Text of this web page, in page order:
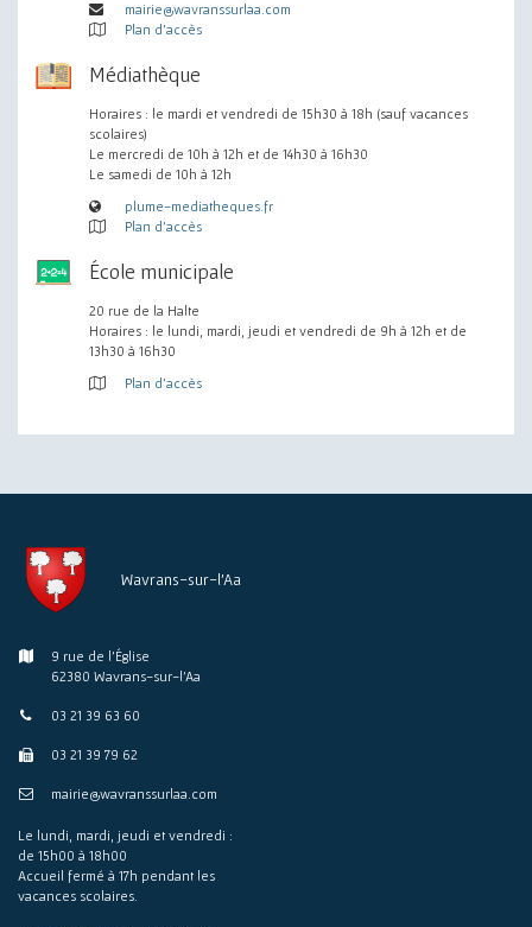
mairie@wavranssurlaa.com
Plan d'accès
Médiathèque
Horaires : le mardi et vendredi de 15h30 à 18h (sauf vacances
scolaires)
Le mercredi de 10h à 12h et de 14h30 à 16h30
Le samedi de 10h à 12h
plume-mediatheques.fr
Plan d'accès
École municipale
20 rue de la Halte
Horaires : le lundi, mardi, jeudi et vendredi de 9h à 12h et de
13h30 à 16h30
Plan d'accès
Wavrans-sur-l'Aa
9 rue de l'Église
62380 Wavrans-sur-l'Aa
03 21 39 63 60
03 21 39 79 62
mairie@wavranssurlaa.com
Le lundi, mardi, jeudi et vendredi :
de 15h00 à 18h00
Accueil fermé à 17h pendant les
vacances scolaires.